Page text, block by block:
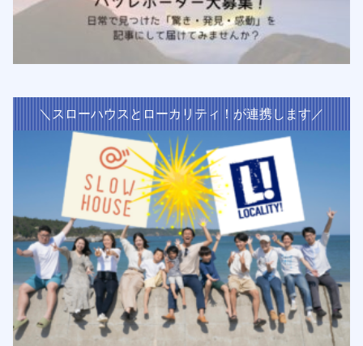
＼スローハウスとローカリティ！が連携します／